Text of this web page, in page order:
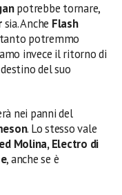
potrebbe tornare,
sia. Anche Flash
potremmo
invece il ritorno di
del suo
nei panni del
. Lo stesso vale
Molina, Electro di
, anche se è